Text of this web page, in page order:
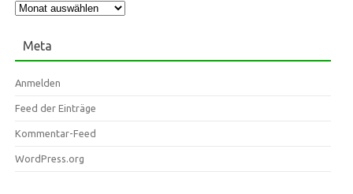
Archiv
Meta
Anmelden
Feed der Einträge
Kommentar-Feed
WordPress.org